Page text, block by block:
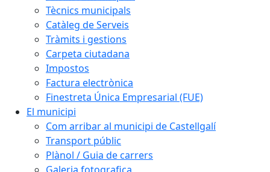
Tècnics municipals
Catàleg de Serveis
Tràmits i gestions
Carpeta ciutadana
Impostos
Factura electrònica
Finestreta Única Empresarial (FUE)
El municipi
Com arribar al municipi de Castellgalí
Transport públic
Plànol / Guia de carrers